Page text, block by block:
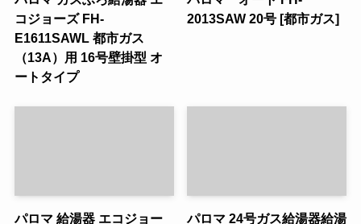
コジョーズ FH-
E1611SAWL 都市ガス
（13A）用 16号壁掛型 オ
ートタイプ
2013SAW 20号 [都市ガス]
パロマ 給湯器 エコジョー
パロマ 24号ガス給湯器給湯